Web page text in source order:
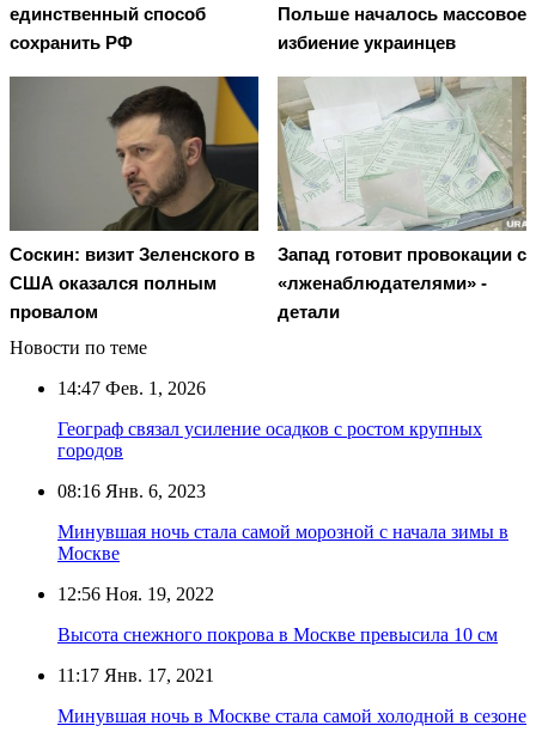
единственный способ
сохранить РФ
Польше началось массовое
избиение украинцев
Соскин: визит Зеленского в
США оказался полным
провалом
Запад готовит провокации с
«лженаблюдателями» -
детали
Новости по теме
14:47 Фев. 1, 2026
Географ связал усиление осадков с ростом крупных
городов
08:16 Янв. 6, 2023
Минувшая ночь стала самой морозной с начала зимы в
Москве
12:56 Ноя. 19, 2022
Высота снежного покрова в Москве превысила 10 см
11:17 Янв. 17, 2021
Минувшая ночь в Москве стала самой холодной в сезоне